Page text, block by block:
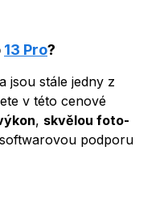
13 Pro?
jsou stále jedny z
v této cenové
, skvělou foto-
podporu